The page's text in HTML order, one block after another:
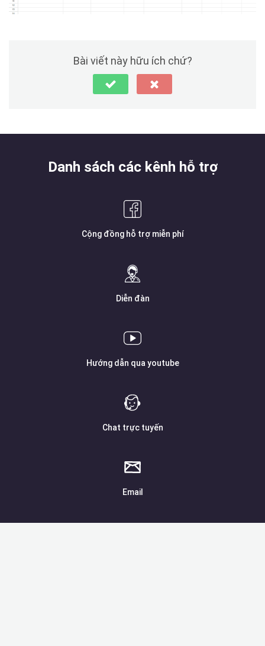
Bài viết này hữu ích chứ?
Danh sách các kênh hỗ trợ
Cộng đồng hỗ trợ miễn phí
Diễn đàn
Hướng dẫn qua youtube
Chat trực tuyến
Email